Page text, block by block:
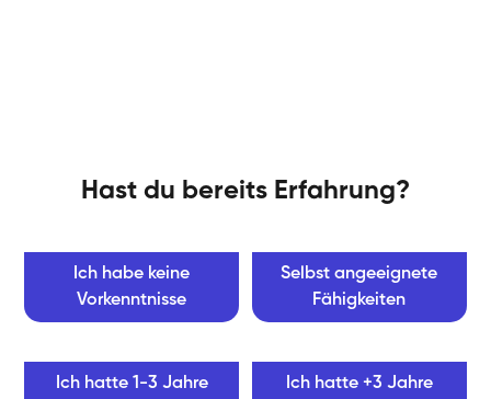
Hast du bereits Erfahrung?
Ich habe keine
Vorkenntnisse
Selbst angeeignete
Fähigkeiten
Ich hatte 1-3 Jahre
Ich hatte +3 Jahre